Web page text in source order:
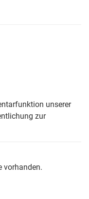
unserer
zur
vorhanden.